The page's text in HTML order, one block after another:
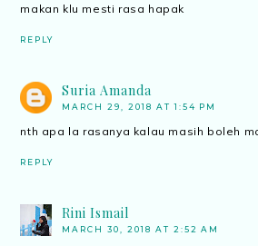
makan klu mesti rasa hapak
REPLY
Suria Amanda
MARCH 29, 2018 AT 1:54 PM
nth apa la rasanya kalau masih boleh
REPLY
Rini Ismail
MARCH 30, 2018 AT 2:52 AM